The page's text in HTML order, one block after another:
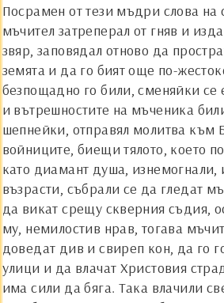
Посрамен от тези мъдри слова на
мъчител затреперал от гняв и
звяр, заповядал отново да
земята и да го бият още по-
безпощадно го били, сменяйки се
и вътрешностите на мъченика
шепнейки, отправял молитва към
войниците, биещи тялото, което
като диамант душа, изнемогнали,
възрасти, събрали се да гледат
да викат срещу скверния съдия,
му, немилостив нрав, тогава
доведат див и свиреп кон, да го
улици и да влачат Христовия
има сили да бяга. Така влачили